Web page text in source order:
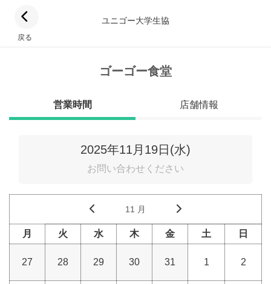
戻る
ユニゴー大学生協
ゴーゴー食堂
営業時間 店舗情報
2025年11月19日(水)
お問い合わせください
11 月
月 火 水 木 金 土 日
27 28 29 30 31 1 2